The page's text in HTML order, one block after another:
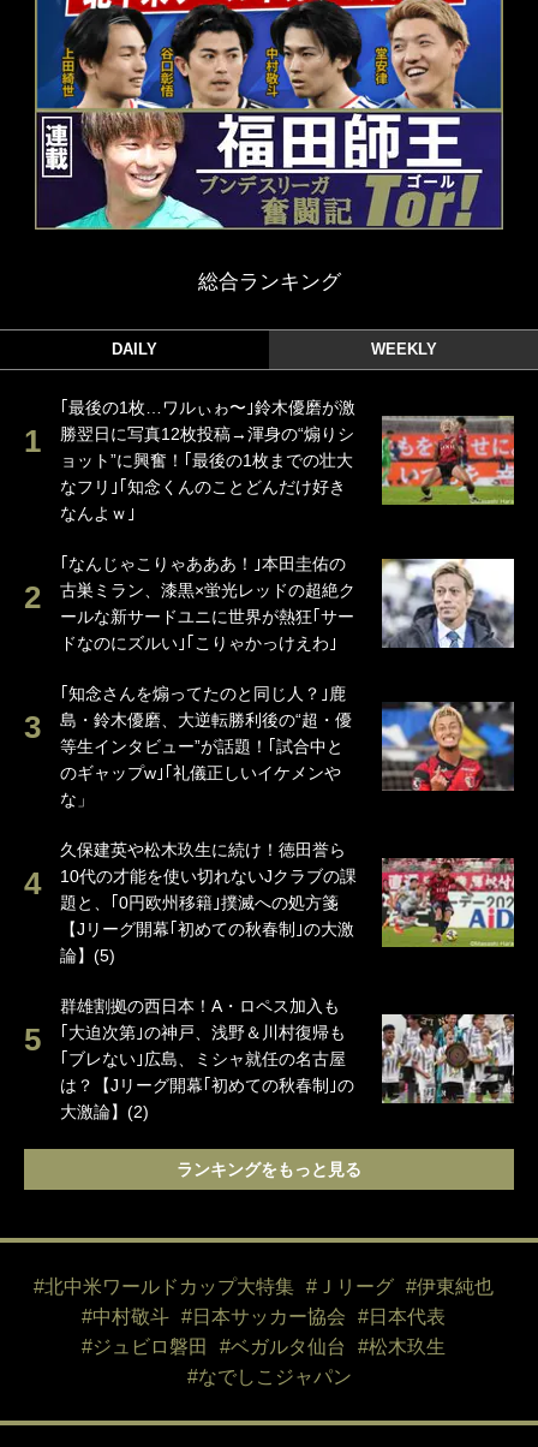
総合ランキング
DAILY WEEKLY
｢最後の1枚…ワルぃゎ〜｣鈴木優磨が激
勝翌日に写真12枚投稿→渾身の“煽りシ
ョット”に興奮！｢最後の1枚までの壮大
なフリ｣｢知念くんのことどんだけ好き
なんよｗ｣
｢なんじゃこりゃあああ！｣本田圭佑の
古巣ミラン、漆黒×蛍光レッドの超絶ク
ールな新サードユニに世界が熱狂｢サー
ドなのにズルい｣｢こりゃかっけえわ｣
｢知念さんを煽ってたのと同じ人？｣鹿
島・鈴木優磨、大逆転勝利後の“超・優
等生インタビュー”が話題！｢試合中と
のギャップw｣｢礼儀正しいイケメンや
な」
久保建英や松木玖生に続け！徳田誉ら
10代の才能を使い切れないJクラブの課
題と、｢0円欧州移籍｣撲滅への処方箋
【Jリーグ開幕｢初めての秋春制｣の大激
論】(5)
群雄割拠の西日本！A・ロペス加入も
｢大迫次第｣の神戸、浅野＆川村復帰も
｢ブレない｣広島、ミシャ就任の名古屋
は？【Jリーグ開幕｢初めての秋春制｣の
大激論】(2)
ランキングをもっと見る
#北中米ワールドカップ大特集 #Ｊリーグ
#伊東純也
#中村敬斗
#日本サッカー協会
#日本代表
#ジュビロ磐田
#ベガルタ仙台
#松木玖生
#なでしこジャパン